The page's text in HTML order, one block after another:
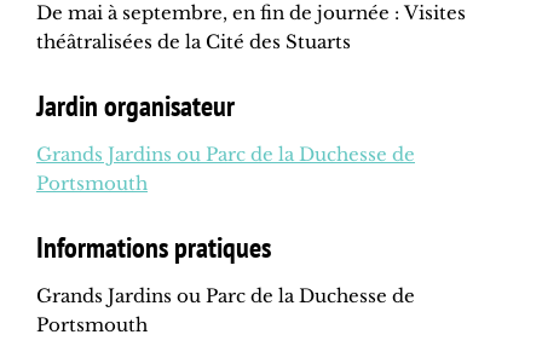
De mai à septembre, en fin de journée : Visites
théâtralisées de la Cité des Stuarts
Jardin organisateur
Grands Jardins ou Parc de la Duchesse de
Portsmouth
Informations pratiques
Grands Jardins ou Parc de la Duchesse de
Portsmouth